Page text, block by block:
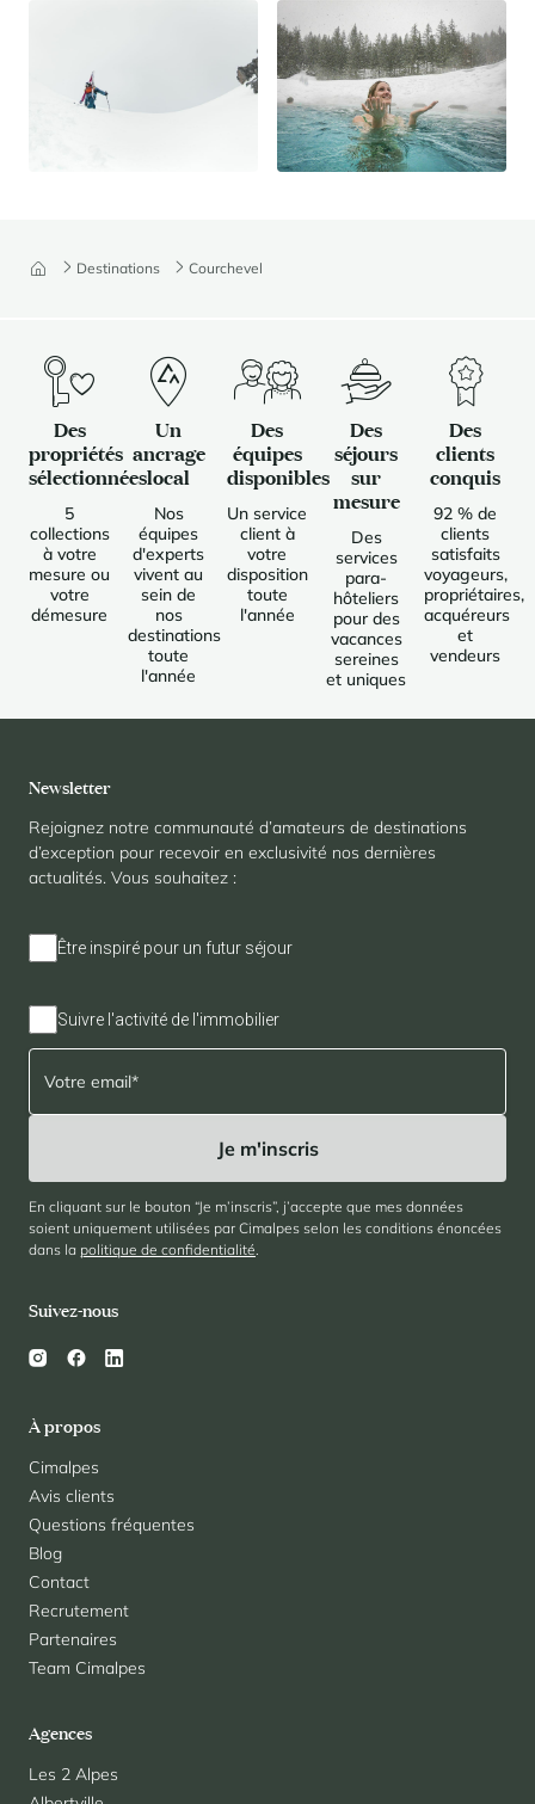
Destinations Courchevel
Des
propriétés
sélectionnées
5
collections
à votre
mesure ou
votre
démesure
Un
ancrage
local
Nos
équipes
d'experts
vivent au
sein de
nos
destinations
toute
l'année
Des
équipes
disponibles
Un service
client à
votre
disposition
toute
l'année
Des
séjours
sur
mesure
Des
services
para-
hôteliers
pour des
vacances
sereines
et uniques
Des
clients
conquis
92 % de
clients
satisfaits
voyageurs,
propriétaires,
acquéreurs
et
vendeurs
À propos
Cimalpes
Avis clients
Questions fréquentes
Blog
Contact
Recrutement
Partenaires
Team Cimalpes
Agences
Les 2 Alpes
Suivez-nous
Newsletter
Rejoignez notre communauté d’amateurs de destinations
d’exception pour recevoir en exclusivité nos dernières
actualités. Vous souhaitez :
Être inspiré pour un futur séjour
Suivre l'activité de l'immobilier
En cliquant sur le bouton “Je m’inscris”, j’accepte que mes données
soient uniquement utilisées par Cimalpes selon les conditions énoncées
dans la politique de confidentialité.